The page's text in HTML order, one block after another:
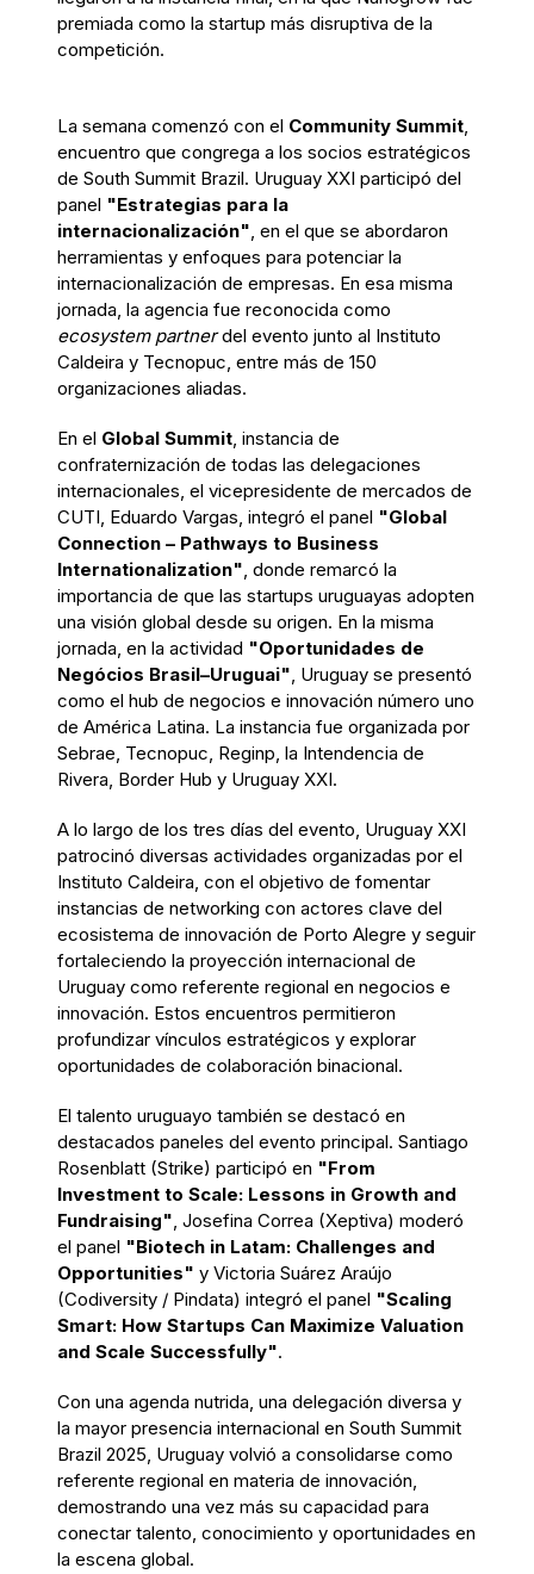
premiada como la startup más disruptiva de la
competición.
La semana comenzó con el Community Summit,
encuentro que congrega a los socios estratégicos
de South Summit Brazil. Uruguay XXI participó del
panel "Estrategias para la
internacionalización", en el que se abordaron
herramientas y enfoques para potenciar la
internacionalización de empresas. En esa misma
jornada, la agencia fue reconocida como
ecosystem partnerdel evento junto al Instituto
Caldeira y Tecnopuc, entre más de 150
organizaciones aliadas.
En el Global Summit, instancia de
confraternización de todas las delegaciones
internacionales, el vicepresidente de mercados de
CUTI, Eduardo Vargas, integró el panel "Global
Connection – Pathways to Business
Internationalization", donde remarcó la
importancia de que las startups uruguayas adopten
una visión global desde su origen. En la misma
jornada, en la actividad "Oportunidades de
Negócios Brasil–Uruguai", Uruguay se presentó
como el hub de negocios e innovación número uno
de América Latina. La instancia fue organizada por
Sebrae, Tecnopuc, Reginp, la Intendencia de
Rivera, Border Hub y Uruguay XXI.
A lo largo de los tres días del evento, Uruguay XXI
patrocinó diversas actividades organizadas por el
Instituto Caldeira, con el objetivo de fomentar
instancias de networking con actores clave del
ecosistema de innovación de Porto Alegre y seguir
fortaleciendo la proyección internacional de
Uruguay como referente regional en negocios e
innovación. Estos encuentros permitieron
profundizar vínculos estratégicos y explorar
oportunidades de colaboración binacional.
El talento uruguayo también se destacó en
destacados paneles del evento principal. Santiago
Rosenblatt (Strike) participó en "From
Investment to Scale: Lessons in Growth and
Fundraising", Josefina Correa (Xeptiva) moderó
el panel "Biotech in Latam: Challenges and
Opportunities" y Victoria Suárez Araújo
(Codiversity / Pindata) integró el panel "Scaling
Smart: How Startups Can Maximize Valuation
and Scale Successfully".
Con una agenda nutrida, una delegación diversa y
la mayor presencia internacional en South Summit
Brazil 2025, Uruguay volvió a consolidarse como
referente regional en materia de innovación,
demostrando una vez más su capacidad para
conectar talento, conocimiento y oportunidades en
la escena global.